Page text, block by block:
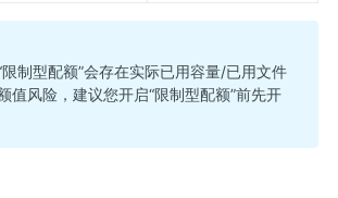
制型配额”会存在实际已用容量/已用文件
值风险，建议您开启“限制型配额”前先开